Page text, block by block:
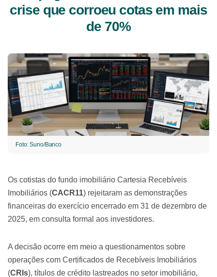
crise que corroeu cotas em mais
de 70%
Foto: Suno/Banco
Os cotistas do fundo imobiliário Cartesia Recebíveis
Imobiliários (CACR11) rejeitaram as demonstrações
financeiras do exercício encerrado em 31 de dezembro de
2025, em consulta formal aos investidores.
A decisão ocorre em meio a questionamentos sobre
operações com Certificados de Recebíveis Imobiliários
(CRIs), títulos de crédito lastreados no setor imobiliário,